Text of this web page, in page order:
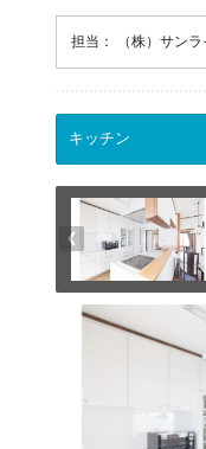
担当： （株）サンラ